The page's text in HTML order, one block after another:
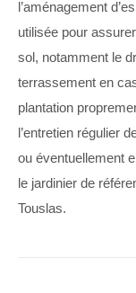
l’aménagement
utilisée pour
sol, notamment le
terrassement en
plantation
l’entretien régulier
ou éventuellement
le jardinier de
Touslas.